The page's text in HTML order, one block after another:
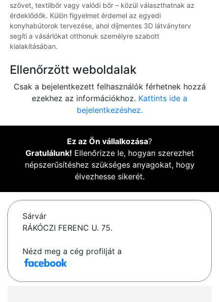
szövet, textilbőr vagy valódi bőr – közül választhatnak az
érdeklődők. Külön figyelmet érdemel az egyedi
konyhabútorok tervezése, ahol díjmentes 3D látványterv
segíti a vásárlókat otthonuk személyre szabott
kialakításában.
Ellenőrzött weboldalak
Csak a bejelentkezett felhasználók férhetnek hozzá
ezekhez az információkhoz. Kattints ide a
bejelentkezéshez.
Ez az Ön vállalkozása?
Gratulálunk! Ellenőrizze le, hogyan szerezhet
népszerűsítéshez szükséges anyagokat, hogy
élvezhesse sikerét.
Sárvár
RÁKÓCZI FERENC U. 75.
Nézd meg a cég profilját a